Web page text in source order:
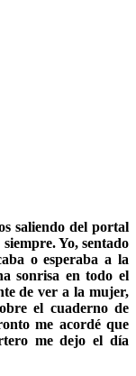
saliendo del portal
Yo, sentado
o esperaba a la
sonrisa en todo el
de ver a la mujer,
el cuaderno de
me acordé que
me dejo el día